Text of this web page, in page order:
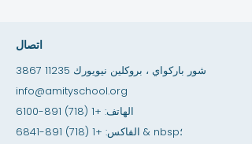
اتصال
3867 شور باركواي ، بروكلين نيويورك 11235
info@amityschool.org
الهاتف: +1 (718) 891-6100
الفاكس: +1 (718) 891-6841 & nbsp؛